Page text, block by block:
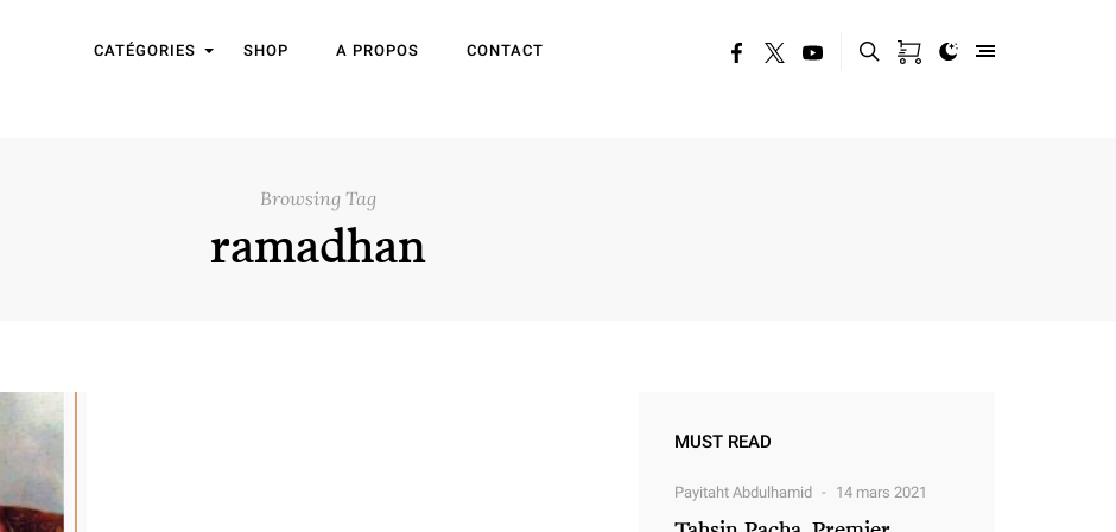
CATÉGORIES SHOP A PROPOS CONTACT
Browsing Tag
ramadhan
MUST READ
Payitaht Abdulhamid 14 mars 2021